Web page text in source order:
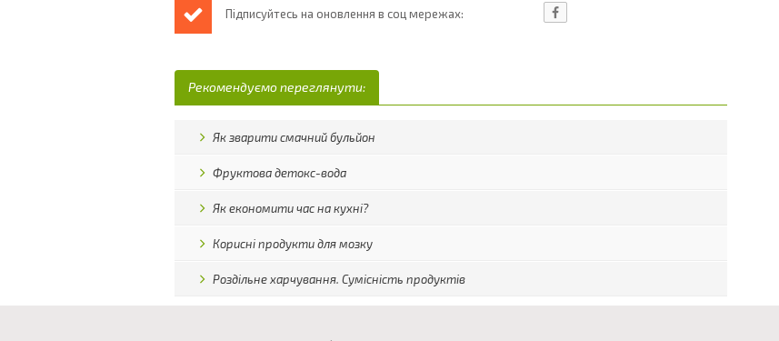
Підписуйтесь на оновлення в соц мережах:
Рекомендуємо переглянути:
Як зварити смачний бульйон
Фруктова детокс-вода
Як економити час на кухні?
Корисні продукти для мозку
Роздільне харчування. Сумісність продуктів